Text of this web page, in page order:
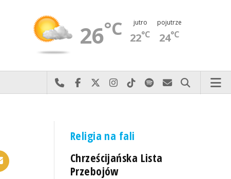
26°C jutro
22°C
pojutrze
24°C
Najlepiej po prostu do nas zadzwoń
Odwiedź nas na Facebook-u
Odwiedź nas na X
Odwiedź nas na Instagram-ie
Odwiedź nas na TikTok-u
Szukaj nas na Spotify
Wyślij do nas
Szukaj
Religia na fali
Chrześcijańska Lista
Przebojów